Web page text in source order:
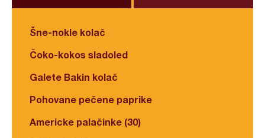
Šne-nokle kolač
Čoko-kokos sladoled
Galete Bakin kolač
Pohovane pečene paprike
Americke palačinke (30)